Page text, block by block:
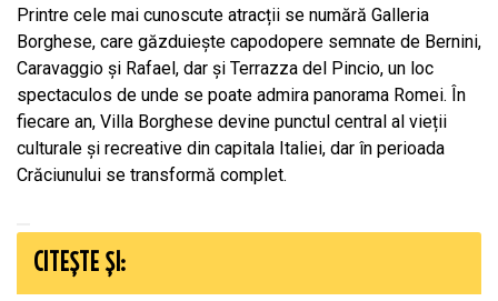
Printre cele mai cunoscute atracții se numără Galleria
Borghese, care găzduiește capodopere semnate de Bernini,
Caravaggio și Rafael, dar și Terrazza del Pincio, un loc
spectaculos de unde se poate admira panorama Romei. În
fiecare an, Villa Borghese devine punctul central al vieții
culturale și recreative din capitala Italiei, dar în perioada
Crăciunului se transformă complet.
CITEȘTE ȘI: